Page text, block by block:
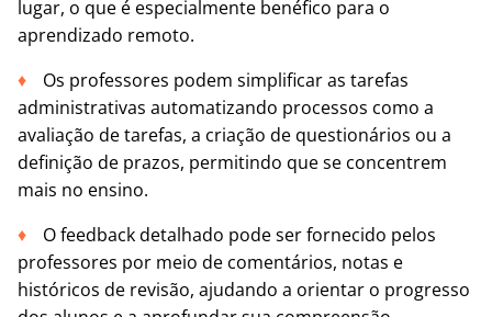
lugar, o que é especialmente benéfico para o
aprendizado remoto.
Os professores podem simplificar as tarefas
administrativas automatizando processos como a
avaliação de tarefas, a criação de questionários ou a
definição de prazos, permitindo que se concentrem
mais no ensino.
O feedback detalhado pode ser fornecido pelos
professores por meio de comentários, notas e
históricos de revisão, ajudando a orientar o progresso